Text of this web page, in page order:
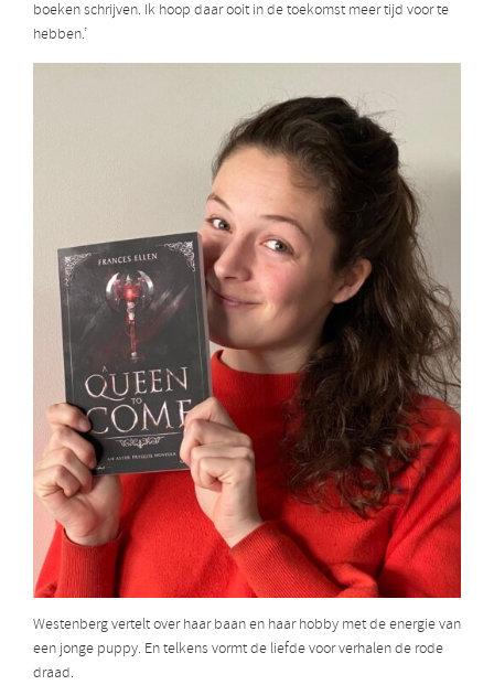
boeken schrijven. Ik hoop daar ooit in de toekomst meer tijd voor te
hebben.’
Westenberg vertelt over haar baan en haar hobby met de energie van
een jonge puppy. En telkens vormt de liefde voor verhalen de rode
draad.